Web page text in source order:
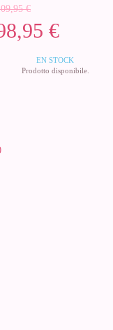
€
€
EN STOCK
Prodotto disponibile.